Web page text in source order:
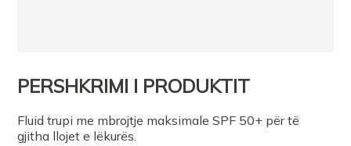
PERSHKRIMI I PRODUKTIT
Fluid trupi me mbrojtje maksimale SPF 50+ për të
gjitha llojet e lëkurës.